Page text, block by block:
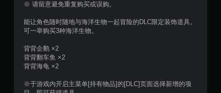
※ 请留意避免重复购买或误购。
能让角色随时随地与海洋生物一起冒险的DLC限定装饰道具。
可一举购买3种海洋生物。
背背企鹅 ×2
背背翻车鱼 ×2
背背海龟 ×2
※于游戏内开启主菜单[持有物品]的[DLC]页面选择新增的项